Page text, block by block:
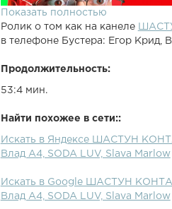
Показать полностью
Ролик о том как на канеле
в телефоне Бустера: Егор Крид,
Продолжительность:
53:4 мин.
Найти похожее в сети::
Искать в Яндексе ШАСТУН
Влад А4, SODA LUV, Slava Marlow
Искать в Google ШАСТУН
Влад А4, SODA LUV, Slava Marlow